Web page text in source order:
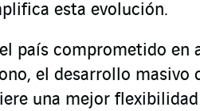
esta evolución.
país comprometido en
el desarrollo masivo
una mejor